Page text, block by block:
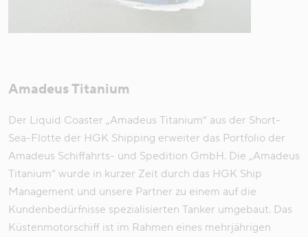
Amadeus Titanium
Der Liquid Coaster „Amadeus Titanium“ aus der Short-
Sea-Flotte der HGK Shipping erweiter das Portfolio der
Amadeus Schiffahrts- und Spedition GmbH. Die „Amadeus
Titanium“ wurde in kurzer Zeit durch das HGK Ship
Management und unsere Partner zu einem auf die
Kundenbedürfnisse spezialisierten Tanker umgebaut. Das
Küstenmotorschiff ist im Rahmen eines mehrjährigen